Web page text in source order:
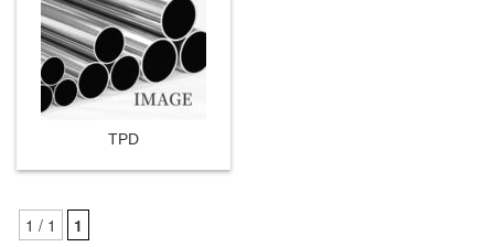
TPD
1 / 1 1